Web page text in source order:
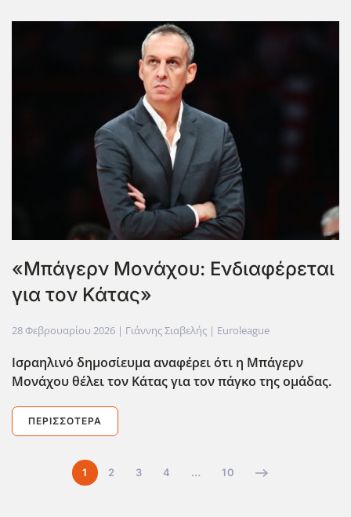
«Μπάγερν Μονάχου: Ενδιαφέρεται
για τον Κάτας»
28 Φεβρουαρίου 2026 | Γιάννης Σιαβελής | Euroleague
Ισραηλινό δημοσίευμα αναφέρει ότι η Μπάγερν
Μονάχου θέλει τον Κάτας για τον πάγκο της ομάδας.
ΠΕΡΙΣΣΌΤΕΡΑ
1 2 3 4 … 10